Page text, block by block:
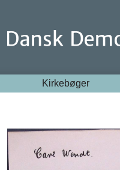
Kirkebøger